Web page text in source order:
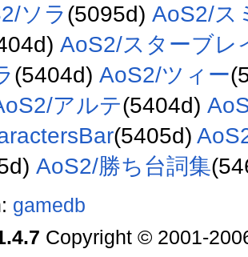
ソラ(5095d) AoS2/ス
AoS2/スターブレ
(5404d) AoS2/ツィー
アルテ(5404d)
(5405d)
AoS2/勝ち台詞集
gamedb
Copyright © 2001-